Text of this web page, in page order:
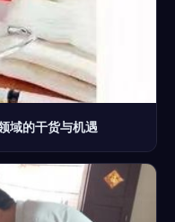
域的干货与机遇